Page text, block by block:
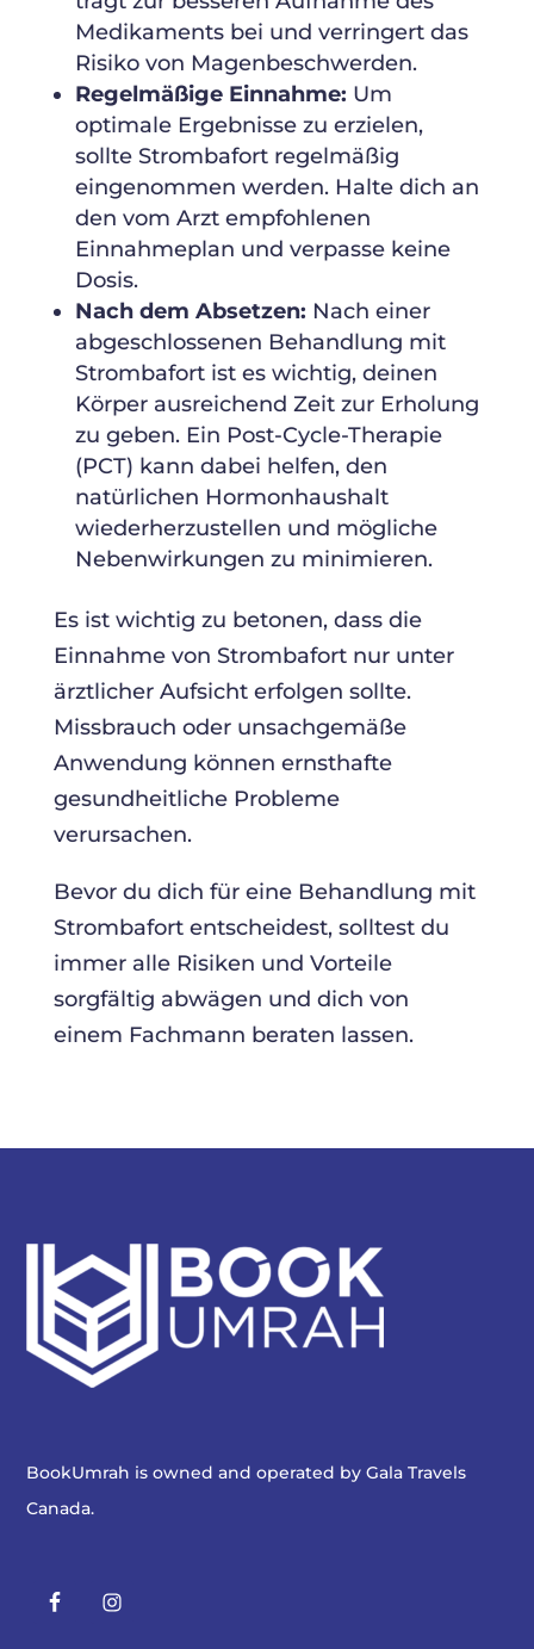
Medikaments bei und verringert das
Risiko von Magenbeschwerden.
Regelmäßige Einnahme: Um
optimale Ergebnisse zu erzielen,
sollte Strombafort regelmäßig
eingenommen werden. Halte dich an
den vom Arzt empfohlenen
Einnahmeplan und verpasse keine
Dosis.
Nach dem Absetzen: Nach einer
abgeschlossenen Behandlung mit
Strombafort ist es wichtig, deinen
Körper ausreichend Zeit zur Erholung
zu geben. Ein Post-Cycle-Therapie
(PCT) kann dabei helfen, den
natürlichen Hormonhaushalt
wiederherzustellen und mögliche
Nebenwirkungen zu minimieren.
Es ist wichtig zu betonen, dass die
Einnahme von Strombafort nur unter
ärztlicher Aufsicht erfolgen sollte.
Missbrauch oder unsachgemäße
Anwendung können ernsthafte
gesundheitliche Probleme
verursachen.
Bevor du dich für eine Behandlung mit
Strombafort entscheidest, solltest du
immer alle Risiken und Vorteile
sorgfältig abwägen und dich von
einem Fachmann beraten lassen.
BookUmrah is owned and operated byGala Travels
Canada.